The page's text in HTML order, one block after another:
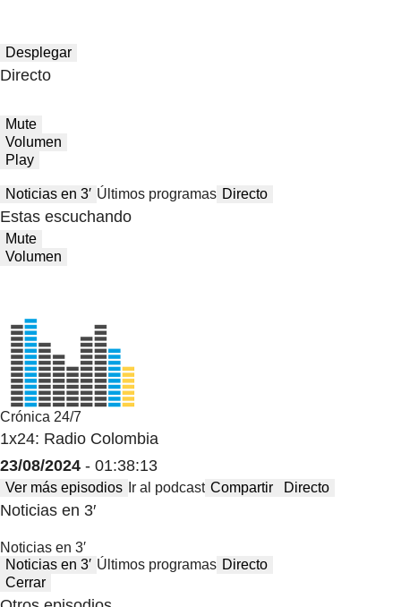
Desplegar
Directo
Mute
Volumen
Play
Noticias en 3′ Últimos programas Directo
Estas escuchando
Mute
Volumen
Crónica 24/7
1x24: Radio Colombia
23/08/2024 - 01:38:13
Ver más episodios Ir al podcast Compartir Directo
Noticias en 3′
Noticias en 3′
Noticias en 3′ Últimos programas Directo
Cerrar